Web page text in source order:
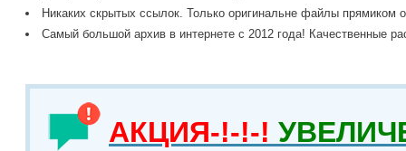
Никаких скрытых ссылок. Только оригинальне файлы прямиком
Самый большой архив в интернете с 2012 года! Качественные
АКЦИЯ-!-!-!